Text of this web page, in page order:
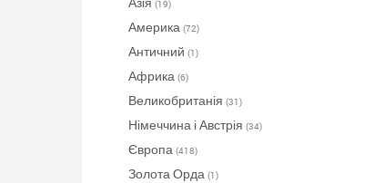
(19)
Америка (72)
Античний (1)
Африка (6)
Великобританія (31)
Німеччина і Австрія (34)
Європа (418)
Золота Орда (1)